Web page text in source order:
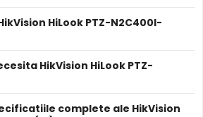
HiLook PTZ-N2C400I-
HikVision HiLook PTZ-
complete ale HikVision